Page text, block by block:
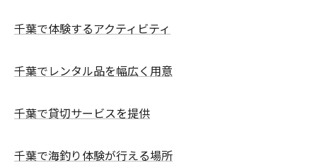
千葉で体験するアクティビティ
千葉でレンタル品を幅広く用意
千葉で貸切サービスを提供
千葉で海釣り体験が行える場所